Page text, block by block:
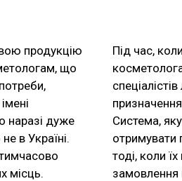
продукцію
що
наразі дуже
в Україні.
місць.
Під час,
Система,
отримувати
тоді, коли
замовлення